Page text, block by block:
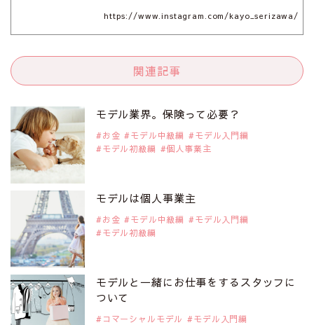
https://www.instagram.com/kayo_serizawa/
関連記事
モデル業界。保険って必要？
お金 モデル中級編
モデル入門編
モデル初級編
個人事業主
モデルは個人事業主
お金 モデル中級編
モデル入門編
モデル初級編
モデルと一緒にお仕事をするスタッフに
ついて
コマーシャルモデル
モデル入門編